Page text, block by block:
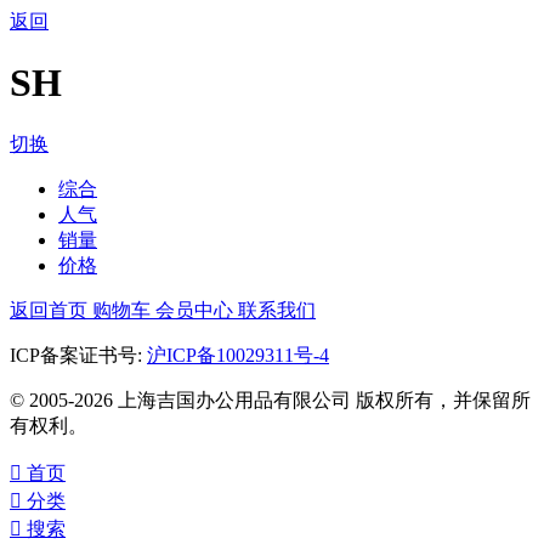
返回
SH
切换
综合
人气
销量
价格
返回首页 购物车 会员中心 联系我们
ICP备案证书号: 沪ICP备10029311号-4
© 2005-2026 上海吉国办公用品有限公司 版权所有，并保留所
有权利。
 首页
 分类
 搜索